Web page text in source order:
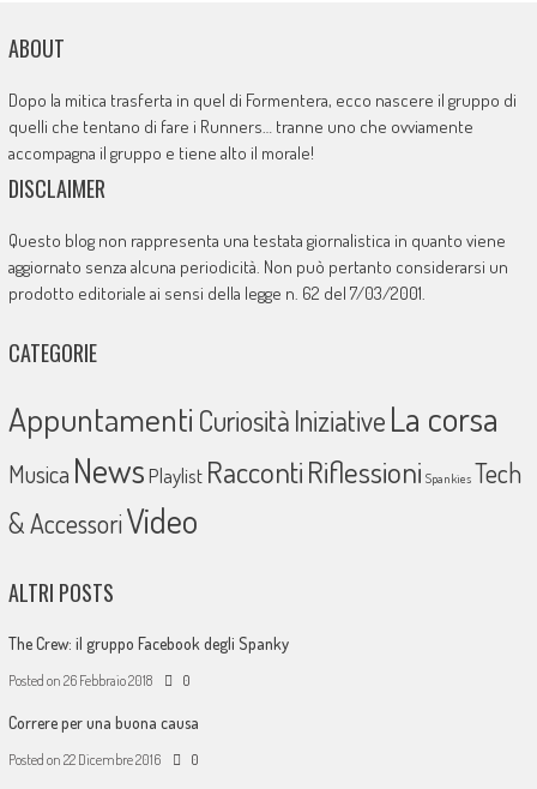
ABOUT
Dopo la mitica trasferta in quel di Formentera, ecco nascere il gruppo di
quelli che tentano di fare i Runners… tranne uno che ovviamente
accompagna il gruppo e tiene alto il morale!
DISCLAIMER
Questo blog non rappresenta una testata giornalistica in quanto viene
aggiornato senza alcuna periodicità. Non può pertanto considerarsi un
prodotto editoriale ai sensi della legge n. 62 del 7/03/2001.
CATEGORIE
Appuntamenti CuriositàIniziativeLa corsa
Musica NewsPlaylist RaccontiRiflessioni Spankies Tech
& AccessoriVideo
ALTRI POSTS
The Crew: il gruppo Facebook degli Spanky
Posted on 26 Febbraio 2018 0
Correre per una buona causa
Posted on 22 Dicembre 2016 0